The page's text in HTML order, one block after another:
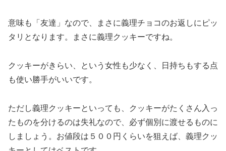
意味も「友達」なので、まさに義理チョコのお返しにピッ
タリとなります。まさに義理クッキーですね。
クッキーがきらい、という女性も少なく、日持ちもする点
も使い勝手がいいです。
ただし義理クッキーといっても、クッキーがたくさん入っ
たものを分けるのは失礼なので、必ず個別に渡せるものに
しましょう。お値段は５００円くらいを狙えば、義理クッ